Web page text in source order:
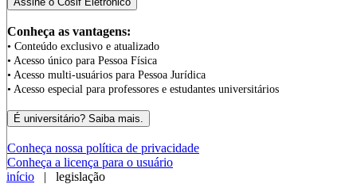
Conheça as vantagens:
• Conteúdo exclusivo e atualizado
• Acesso único para Pessoa Física
• Acesso multi-usuários para Pessoa Jurídica
• Acesso especial para professores e estudantes universitários
Conheça nossa política de privacidade
Conheça a licença para o usuário
início | legislação